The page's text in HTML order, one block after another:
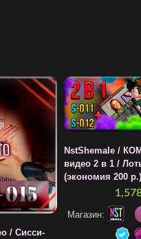
/ Cисси-
NstShemale /
видео 2 в 1 /
(экономия 200 р.)
Магазин: